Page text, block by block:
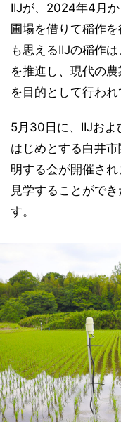
IIJが、2024年4月か
圃場を借りて稲作
も思えるIIJの稲作
を推進し、現代の
を目的として行われ
5月30日に、IIJおよ
はじめとする白井
明する会が開催さ
見学することがで
す。